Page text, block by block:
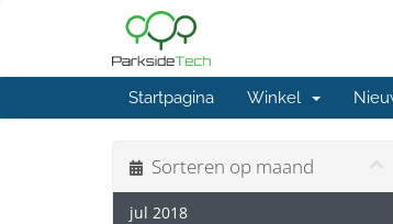
Startpagina Winkel
Sorteren op maand
jul 2018